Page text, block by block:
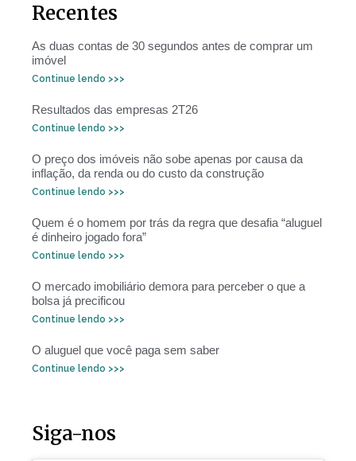
Recentes
As duas contas de 30 segundos antes de comprar um
imóvel
Continue lendo >>>
Resultados das empresas 2T26
Continue lendo >>>
O preço dos imóveis não sobe apenas por causa da
inflação, da renda ou do custo da construção
Continue lendo >>>
Quem é o homem por trás da regra que desafia “aluguel
é dinheiro jogado fora”
Continue lendo >>>
O mercado imobiliário demora para perceber o que a
bolsa já precificou
Continue lendo >>>
O aluguel que você paga sem saber
Continue lendo >>>
Siga-nos